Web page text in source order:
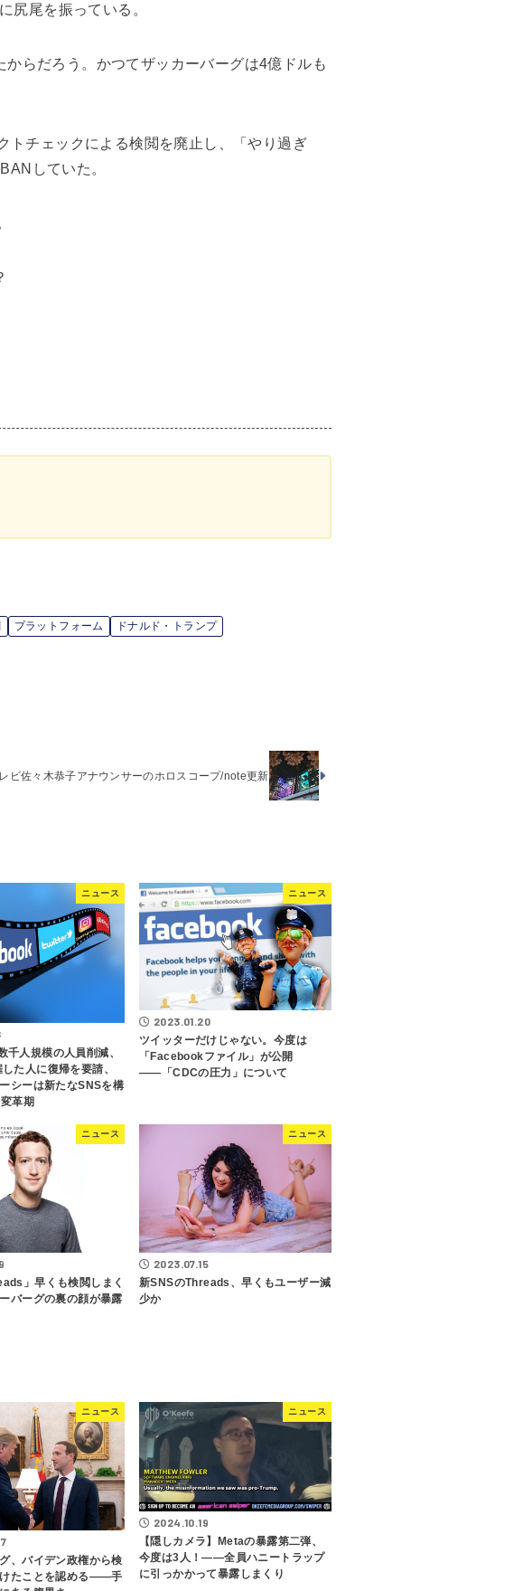
尻尾を振っている。
らだろう。かつてザッカーバーグは4億ドルも
トチェックによる検閲を廃止し、「やり過ぎ
していた。
プラットフォーム
ドナルド・トランプ
ビ佐々木恭子アナウンサーのホロスコープ/note更新
ニュース
人規模の人員削減、
た人に復帰を要請、
シーは新たなSNSを構
革期
ニュース
2023.01.20
ツイッターだけじゃない。今度は
「Facebookファイル」が公開
――「CDCの圧力」について
ニュース
」早くも検閲しまく
バーグの裏の顔が暴露
ニュース
2023.07.15
新SNSのThreads、早くもユーザー減
少か
ニュース
、バイデン政権から検
けたことを認める――手
ニュース
2024.10.19
【隠しカメラ】Metaの暴露第二弾、
今度は3人！――全員ハニートラップ
に引っかかって暴露しまくり